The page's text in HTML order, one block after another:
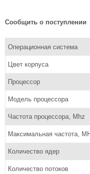
Сообщить о поступлении
Операционная система
Цвет корпуса
Процессор
Модель процессора
Частота процессора, Mhz
Максимальная частота,
Количество ядер
Количество потоков